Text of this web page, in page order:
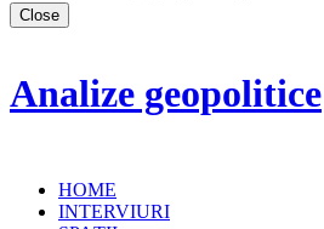
Close
Analize geopolitice
HOME
INTERVIURI